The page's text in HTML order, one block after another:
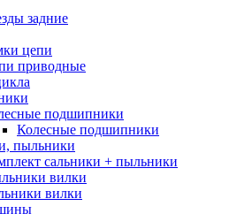
задние
цепи
приводные
подшипники
Колесные подшипники
пыльники
сальники + пыльники
вилки
вилки